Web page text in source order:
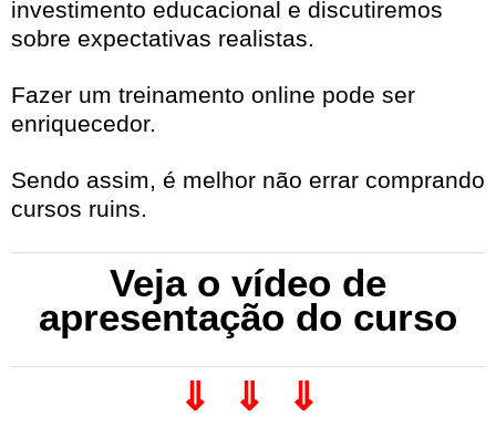
investimento educacional e discutiremos
sobre expectativas realistas.
Fazer um treinamento online pode ser
enriquecedor.
Sendo assim, é melhor não errar comprando
cursos ruins.
Veja o vídeo de
apresentação do curso
⇓ ⇓ ⇓